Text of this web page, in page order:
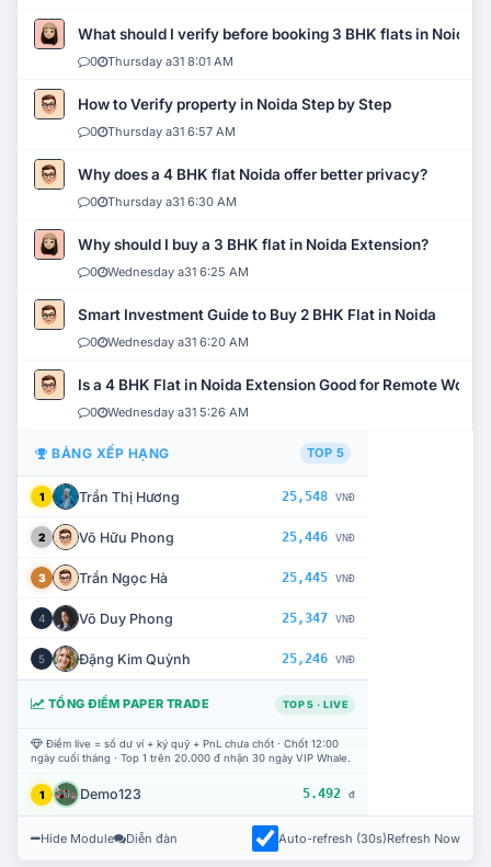
What should I verify before booking 3 BHK flats in Noida?
0 Thursday a31 8:01 AM
How to Verify property in Noida Step by Step
0 Thursday a31 6:57 AM
Why does a 4 BHK flat Noida offer better privacy?
0 Thursday a31 6:30 AM
Why should I buy a 3 BHK flat in Noida Extension?
0 Wednesday a31 6:25 AM
Smart Investment Guide to Buy 2 BHK Flat in Noida
0 Wednesday a31 6:20 AM
Is a 4 BHK Flat in Noida Extension Good for Remote Work?
0 Wednesday a31 5:26 AM
BẢNG XẾP HẠNG TOP 5
1 Trần Thị Hương 25,548 VNĐ
2 Võ Hữu Phong 25,446 VNĐ
3 Trần Ngọc Hà 25,445 VNĐ
4 Võ Duy Phong 25,347 VNĐ
5 Đặng Kim Quỳnh 25,246 VNĐ
TỔNG ĐIỂM PAPER TRADE TOP 5 · LIVE
Điểm live = số dư ví + ký quỹ + PnL chưa chốt · Chốt 12:00
ngày cuối tháng · Top 1 trên 20.000 đ nhận 30 ngày VIP Whale.
1 Demo123 5.492 đ
Hide Module Diễn đàn Auto-refresh (30s)Refresh Now